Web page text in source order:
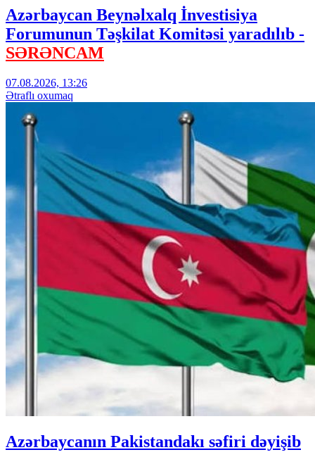
Azərbaycan Beynəlxalq İnvestisiya
Forumunun Təşkilat Komitəsi yaradılıb -
SƏRƏNCAM
07.08.2026, 13:26
Ətraflı oxumaq
Azərbaycanın Pakistandakı səfiri dəyişib